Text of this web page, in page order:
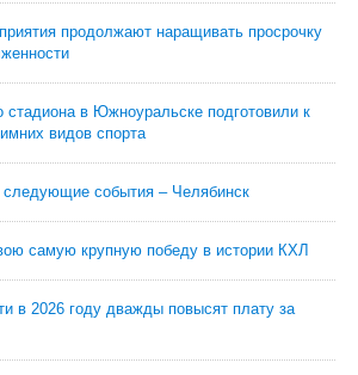
продолжают наращивать просрочку
стадиона в Южноуральске подготовили к
видов спорта
события – Челябинск
самую крупную победу в истории КХЛ
в 2026 году дважды повысят плату за